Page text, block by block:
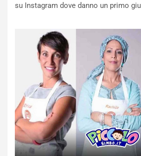
su Instagram dove danno un primo